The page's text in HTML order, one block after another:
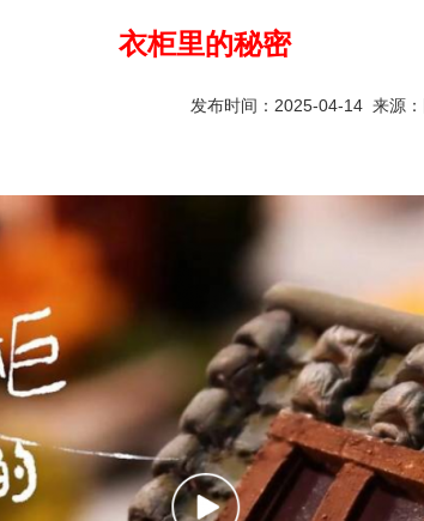
衣柜里的秘密
发布时间：2025-04-14 来源：